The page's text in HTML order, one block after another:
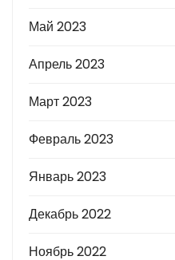
Май 2023
Апрель 2023
Март 2023
Февраль 2023
Январь 2023
Декабрь 2022
Ноябрь 2022